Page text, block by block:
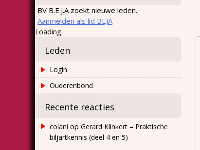
BV B.E.J.A zoekt nieuwe leden.
Aanmelden als lid BEJA
Loading
Leden
Login
Ouderenbond
Recente reacties
colani op Gerard Klinkert – Praktische
biljartkennis (deel 4 en 5)